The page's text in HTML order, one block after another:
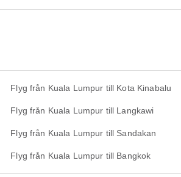
Flyg från Kuala Lumpur till Kota Kinabalu
Flyg från Kuala Lumpur till Langkawi
Flyg från Kuala Lumpur till Sandakan
Flyg från Kuala Lumpur till Bangkok